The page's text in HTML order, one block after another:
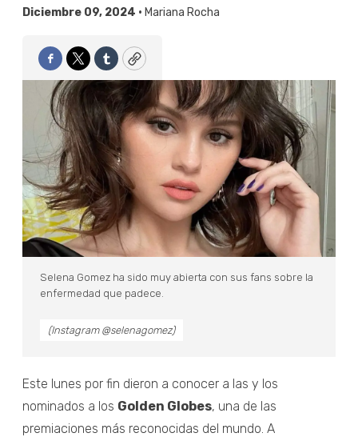
Diciembre 09, 2024 • Mariana Rocha
Facebook
TwitterTumblrCopy
Selena Gomez ha sido muy abierta con sus fans sobre la
enfermedad que padece.
(Instagram @selenagomez)
Este lunes por fin dieron a conocer a las y los
nominados a los Golden Globes, una de las
premiaciones más reconocidas del mundo. A